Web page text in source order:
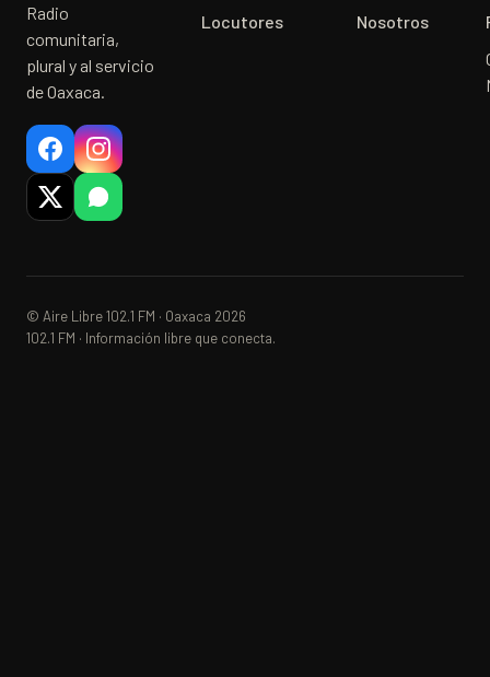
Radio
comunitaria,
plural y al servicio
de Oaxaca.
Locutores
Nosotros
© Aire Libre 102.1 FM · Oaxaca 2026
102.1 FM · Información libre que conecta.